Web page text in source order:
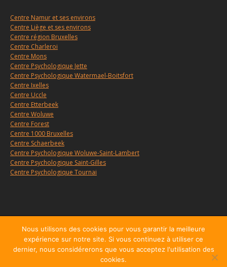
Centre Namur et ses environs
Centre Liège et ses environs
Centre région Bruxelles
Centre Charleroi
Centre Mons
Centre Psychologique Jette
Centre Psychologique Watermael-Boitsfort
Centre Ixelles
Centre Uccle
Centre Etterbeek
Centre Woluwe
Centre Forest
Centre 1000 Bruxelles
Centre Schaerbeek
Centre Psychologique Woluwe-Saint-Lambert
Centre Psychologique Saint-Gilles
Centre Psychologique Tournai
Copyright © 2010, 2026Centre d'Hypnose et d'Hypnothérapie
Charleroi, tous droits réservés.
Privium – Des services qui soutiennent vos soins. Pour
Nous utilisons des cookies pour vous garantir la meilleure
expérience sur notre site. Si vous continuez à utiliser ce
dernier, nous considérerons que vous acceptez l'utilisation des
cookies.